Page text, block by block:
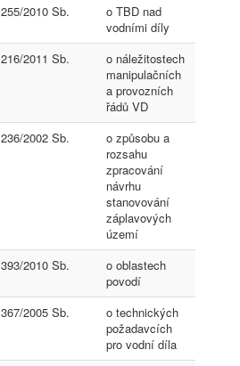
255/2010 Sb.
o TBD nad
vodními díly
216/2011 Sb.
o náležitostech
manipulačních
a provozních
řádů VD
236/2002 Sb.
o způsobu a
rozsahu
zpracování
návrhu
stanovování
záplavových
území
393/2010 Sb.
o oblastech
povodí
367/2005 Sb.
o technických
požadavcích
pro vodní díla